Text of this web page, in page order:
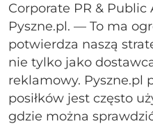
Corporate PR &
Pyszne.pl. — To ma
potwierdza naszą
nie tylko jako
reklamowy. Pyszne.pl
posiłków jest często
gdzie można